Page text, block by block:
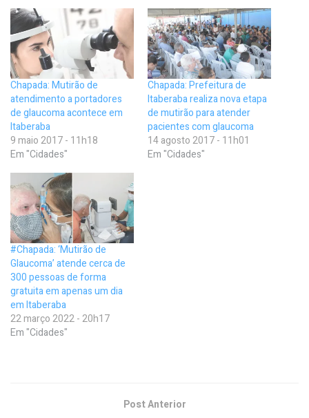
Chapada: Mutirão de
atendimento a portadores
de glaucoma acontece em
Itaberaba
9 maio 2017 - 11h18
Em "Cidades"
Chapada: Prefeitura de
Itaberaba realiza nova etapa
de mutirão para atender
pacientes com glaucoma
14 agosto 2017 - 11h01
Em "Cidades"
#Chapada: ‘Mutirão de
Glaucoma’ atende cerca de
300 pessoas de forma
gratuita em apenas um dia
em Itaberaba
22 março 2022 - 20h17
Em "Cidades"
Post Anterior